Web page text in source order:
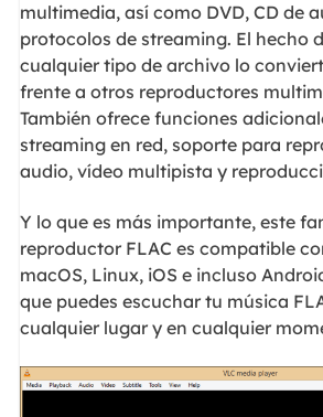
multimedia, así como DVD, CD de
protocolos de streaming. El hecho
cualquier tipo de archivo lo
frente a otros reproductores
También ofrece funciones
streaming en red, soporte para
audio, vídeo multipista y
Y lo que es más importante, este
reproductor FLAC es compatible
macOS, Linux, iOS e incluso
que puedes escuchar tu música
cualquier lugar y en cualquier